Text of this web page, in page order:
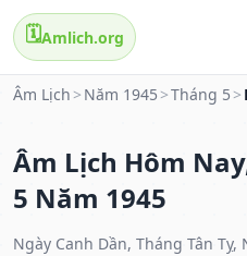
🗓️Amlich.org
Âm Lịch > Năm 1945 >Tháng 5 >
Âm Lịch Hôm
5 Năm 1945
Ngày Canh Dần, Tháng Tân Tỵ,